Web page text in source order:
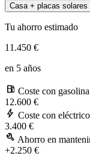
Casa + placas solares
Tu ahorro estimado
11.450 €
en 5 años
local_gas_station Coste con gasolina
12.600 €
bolt Coste con eléctrico
3.400 €
build Ahorro en
+2.250 €